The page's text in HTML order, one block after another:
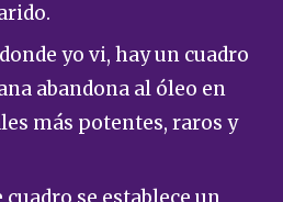
yo vi, hay un cuadro
abandona al óleo en
más potentes, raros y